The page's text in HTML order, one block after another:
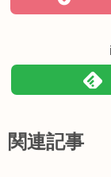
関連記事